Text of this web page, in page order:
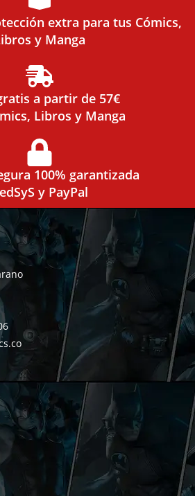
extra para tus Cómics,
y Manga
a partir de 57€
Libros y Manga
100% garantizada
y PayPal